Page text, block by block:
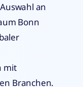
an
Bonn
mit
Branchen.